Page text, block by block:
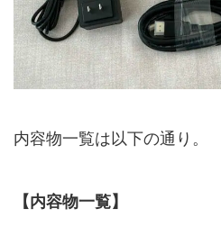
内容物一覧は以下の通り。
【内容物一覧】